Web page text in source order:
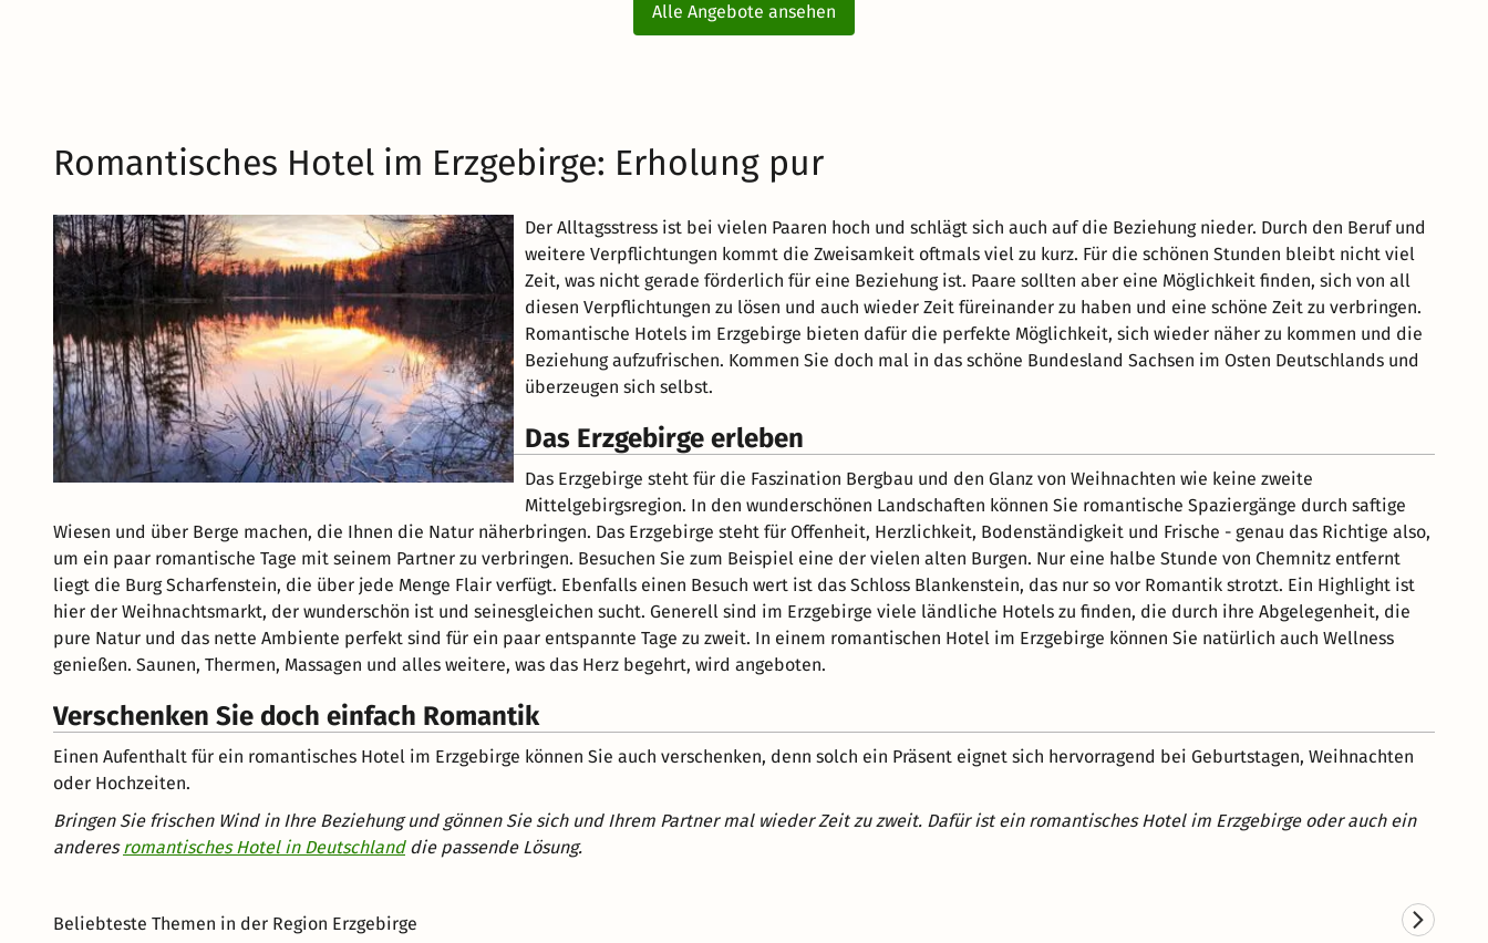
Alle Angebote ansehen
Romantisches Hotel im Erzgebirge: Erholung pur
Der Alltagsstress ist bei vielen Paaren hoch und schlägt sich auch auf die Beziehung nieder. Durch den Beruf und
weitere Verpflichtungen kommt die Zweisamkeit oftmals viel zu kurz. Für die schönen Stunden bleibt nicht viel
Zeit, was nicht gerade förderlich für eine Beziehung ist. Paare sollten aber eine Möglichkeit finden, sich von all
diesen Verpflichtungen zu lösen und auch wieder Zeit füreinander zu haben und eine schöne Zeit zu verbringen.
Romantische Hotels im Erzgebirge bieten dafür die perfekte Möglichkeit, sich wieder näher zu kommen und die
Beziehung aufzufrischen. Kommen Sie doch mal in das schöne Bundesland Sachsen im Osten Deutschlands und
überzeugen sich selbst.
Das Erzgebirge erleben
Das Erzgebirge steht für die Faszination Bergbau und den Glanz von Weihnachten wie keine zweite
Mittelgebirgsregion. In den wunderschönen Landschaften können Sie romantische Spaziergänge durch saftige
Wiesen und über Berge machen, die Ihnen die Natur näherbringen. Das Erzgebirge steht für Offenheit, Herzlichkeit, Bodenständigkeit und Frische - genau das Richtige also,
um ein paar romantische Tage mit seinem Partner zu verbringen. Besuchen Sie zum Beispiel eine der vielen alten Burgen. Nur eine halbe Stunde von Chemnitz entfernt
liegt die Burg Scharfenstein, die über jede Menge Flair verfügt. Ebenfalls einen Besuch wert ist das Schloss Blankenstein, das nur so vor Romantik strotzt. Ein Highlight ist
hier der Weihnachtsmarkt, der wunderschön ist und seinesgleichen sucht. Generell sind im Erzgebirge viele ländliche Hotels zu finden, die durch ihre Abgelegenheit, die
pure Natur und das nette Ambiente perfekt sind für ein paar entspannte Tage zu zweit. In einem romantischen Hotel im Erzgebirge können Sie natürlich auch Wellness
genießen. Saunen, Thermen, Massagen und alles weitere, was das Herz begehrt, wird angeboten.
Verschenken Sie doch einfach Romantik
Einen Aufenthalt für ein romantisches Hotel im Erzgebirge können Sie auch verschenken, denn solch ein Präsent eignet sich hervorragend bei Geburtstagen, Weihnachten
oder Hochzeiten.
Bringen Sie frischen Wind in Ihre Beziehung und gönnen Sie sich und Ihrem Partner mal wieder Zeit zu zweit. Dafür ist ein romantisches Hotel im Erzgebirge oder auch ein
anderesromantisches Hotel in Deutschlanddie passende Lösung.
Beliebteste Themen in der Region Erzgebirge